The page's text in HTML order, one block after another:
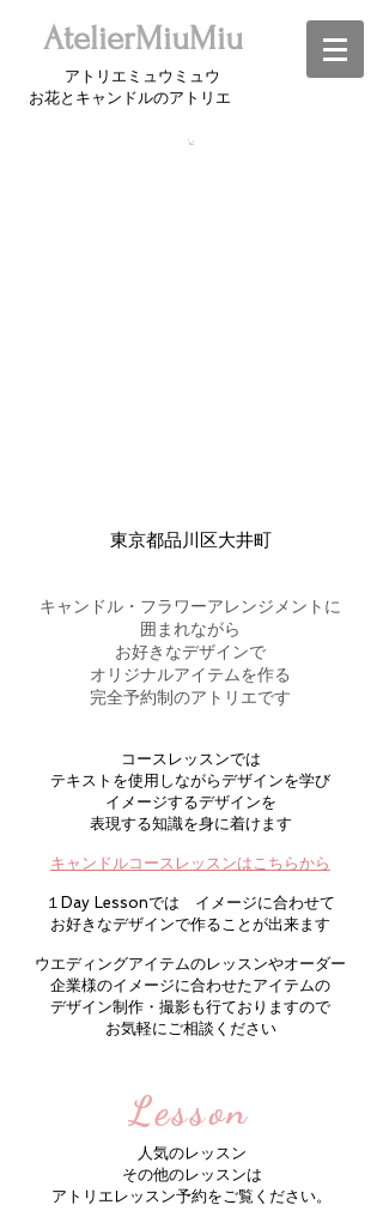
​AtelierMiuMiu
アトリエミュウミュウ
お花とキャンドルのアトリエ​
東京都品川区大井町
キャンドル・フラワーアレンジメントに
囲まれながら
​お好きなデザインで
オリジナルアイテムを作る
​完全予約制のアトリエです
コースレッスンでは
テキストを使用しながらデザインを学び
イメージするデザインを
​表現する知識を身に着けます
​キャンドルコースレッスンはこちらから
１Day Lessonでは イメージに合わせて
お好きなデザインで作ることが出来ます
ウエディングアイテムのレッスンやオーダー
企業様のイメージに合わせたアイテムの
デザイン制作・撮影も行ておりますので
​お気軽にご相談ください
Lesson
人気のレッスン
​その他のレッスンは
​アトリエレッスン予約をご覧ください。